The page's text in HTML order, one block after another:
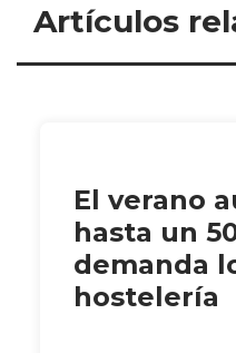
Artículos
El verano
hasta un
demanda
hostelería